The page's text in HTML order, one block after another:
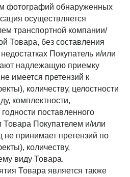
фотографий обнаруженных
осуществляется
транспортной компании/
Товара, без составления
Покупатель и/или
надлежащую приемку
имеется претензий к
количеству, целостности
комплектности,
поставленного
Покупателем и/или
принимает претензий по
количеству,
виду Товара.
Товара является также